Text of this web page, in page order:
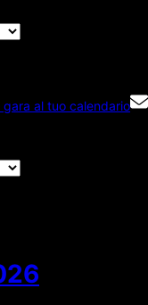
al tuo calendario